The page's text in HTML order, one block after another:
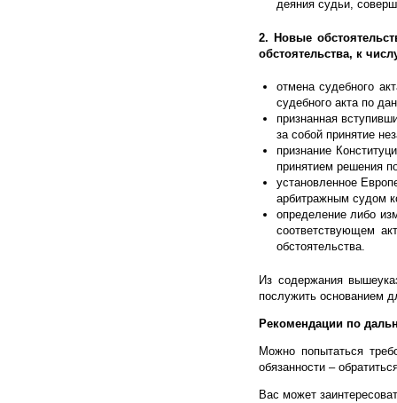
деяния судьи,
2. Новые
обстоятельства, к
отмена судебного
судебного акта по
признанная
за собой принятие
признание
принятием решения
установленное
арбитражным судом
определение либо
соответствующем
обстоятельства.
Из содержания
послужить основанием
Рекомендации по
Можно попытаться
обязанности –
Вас может